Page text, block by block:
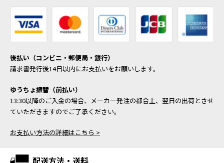
後払い（コンビニ・郵便局・銀行）
請求書発行後14日以内にお支払いをお願いします。
ゆうちょ振替（前払い）
13:30以降のご入金の場合、メーカー発注の都合上、翌日の出荷とさせ
ていただきますのでご了承ください。
お支払い方法の詳細はこちら >